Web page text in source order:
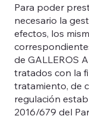
Para poder
necesario la
efectos, los
de GALLEROS
tratados con la
tratamiento, de
regulación
2016/679 del